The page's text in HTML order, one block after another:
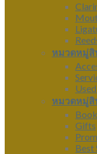
หมวดหมู่สิ
หมวดหมู่สิ
Gifts
Best